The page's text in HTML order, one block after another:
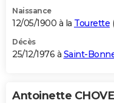
Naissance
12/05/1900 à la Tourette (
Décès
25/12/1976 à Saint-
Antoinette